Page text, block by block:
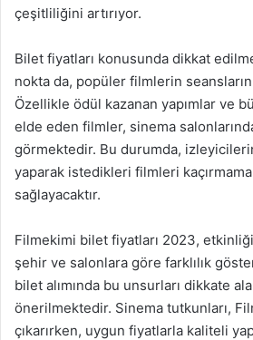
çeşitliliğini artırıyor.
Bilet fiyatları konusunda dikkat
nokta da, popüler filmlerin
Özellikle ödül kazanan yapımlar ve
elde eden filmler, sinema
görmektedir. Bu durumda,
yaparak istedikleri filmleri
sağlayacaktır.
Filmekimi bilet fiyatları 2023,
şehir ve salonlara göre farklılık
bilet alımında bu unsurları dikkate
önerilmektedir. Sinema tutkunları,
çıkarırken, uygun fiyatlarla kaliteli